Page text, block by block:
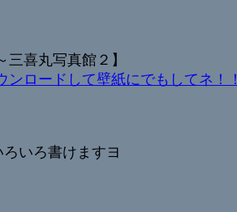
喜丸写真館２】
ロードして壁紙にでもしてネ！！
いろ書けますヨ